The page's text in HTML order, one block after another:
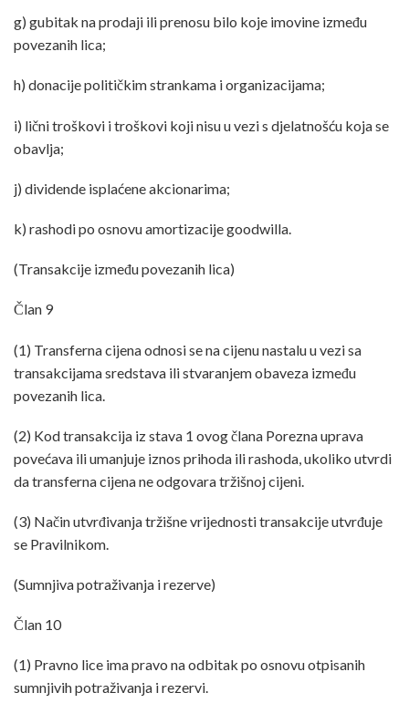
g) gubitak na prodaji ili prenosu bilo koje imovine između
povezanih lica;
h) donacije političkim strankama i organizacijama;
i) lični troškovi i troškovi koji nisu u vezi s djelatnošću koja se
obavlja;
j) dividende isplaćene akcionarima;
k) rashodi po osnovu amortizacije goodwilla.
(Transakcije između povezanih lica)
Član 9
(1) Transferna cijena odnosi se na cijenu nastalu u vezi sa
transakcijama sredstava ili stvaranjem obaveza između
povezanih lica.
(2) Kod transakcija iz stava 1 ovog člana Porezna uprava
povećava ili umanjuje iznos prihoda ili rashoda, ukoliko utvrdi
da transferna cijena ne odgovara tržišnoj cijeni.
(3) Način utvrđivanja tržišne vrijednosti transakcije utvrđuje
se Pravilnikom.
(Sumnjiva potraživanja i rezerve)
Član 10
(1) Pravno lice ima pravo na odbitak po osnovu otpisanih
sumnjivih potraživanja i rezervi.